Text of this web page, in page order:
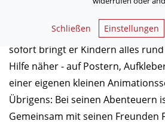
Tadda! Da ist er: Der brandneue
sofort bringt er Kindern alles
Hilfe näher - auf Postern,
einer eigenen kleinen
Übrigens: Bei seinen Abenteuern
Gemeinsam mit seinen Freunden
Schließen Einstellungen